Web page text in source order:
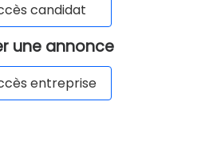
candidat
une annonce
entreprise